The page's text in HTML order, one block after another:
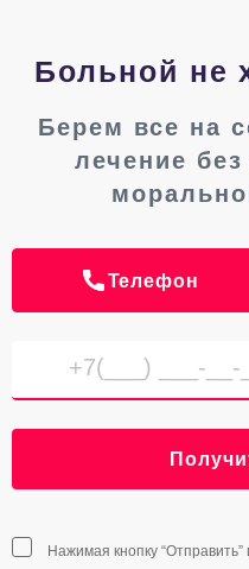
Больной не
Берем все на
лечение
Телефон
Нажимая кнопку